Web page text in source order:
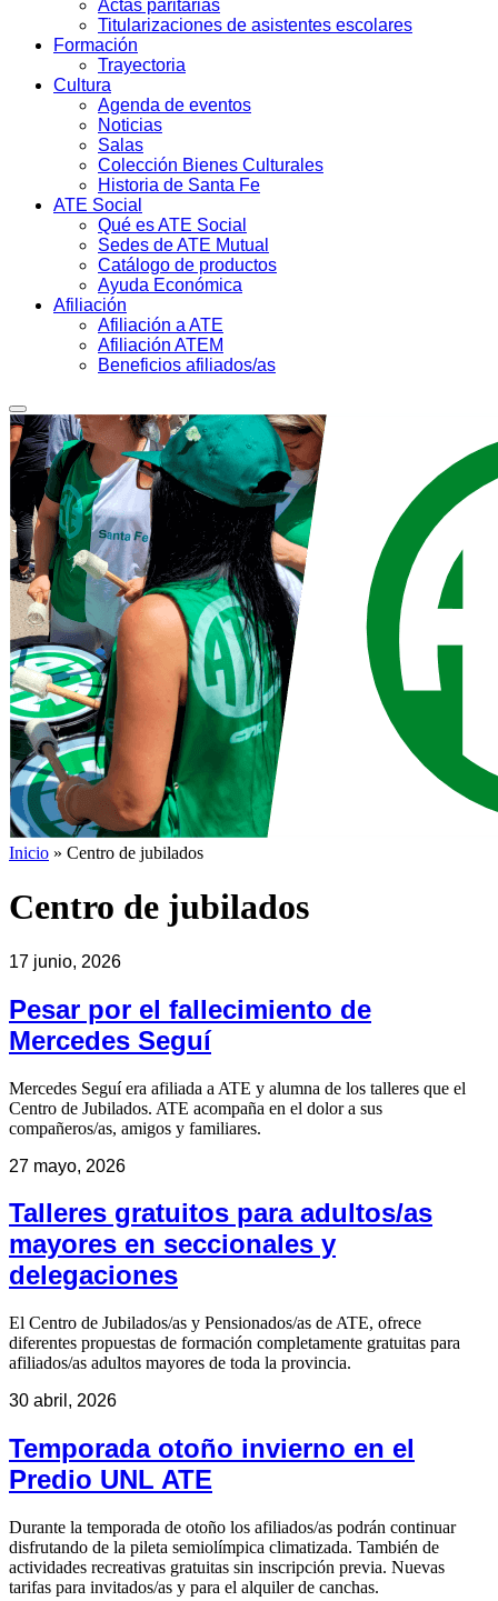
Actas paritarias
Titularizaciones de asistentes escolares
Formación
Trayectoria
Cultura
Agenda de eventos
Noticias
Salas
Colección Bienes Culturales
Historia de Santa Fe
ATE Social
Qué es ATE Social
Sedes de ATE Mutual
Catálogo de productos
Ayuda Económica
Afiliación
Afiliación a ATE
Afiliación ATEM
Beneficios afiliados/as
Inicio » Centro de jubilados
Centro de jubilados
17 junio, 2026
Pesar por el fallecimiento de
Mercedes Seguí
Mercedes Seguí era afiliada a ATE y alumna de los talleres que el
Centro de Jubilados. ATE acompaña en el dolor a sus
compañeros/as, amigos y familiares.
27 mayo, 2026
Talleres gratuitos para adultos/as
mayores en seccionales y
delegaciones
El Centro de Jubilados/as y Pensionados/as de ATE, ofrece
diferentes propuestas de formación completamente gratuitas para
afiliados/as adultos mayores de toda la provincia.
30 abril, 2026
Temporada otoño invierno en el
Predio UNL ATE
Durante la temporada de otoño los afiliados/as podrán continuar
disfrutando de la pileta semiolímpica climatizada. También de
actividades recreativas gratuitas sin inscripción previa. Nuevas
tarifas para invitados/as y para el alquiler de canchas.